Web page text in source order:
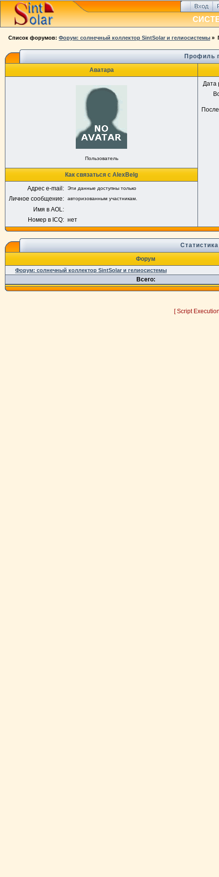
Список форумов: Форум: солнечный коллектор SintSolar и гелиосистемы »
Профиль
Аватара
Пользователь
Дата
Как связаться с AlexBelg
Адрес e-mail:
Эти данные доступны только
Личное сообщение: авторизованным участникам.
Имя в AOL:
Номер в ICQ: нет
Форум
Форум: солнечный коллектор SintSolar и гелиосистемы
Всего:
[ Script